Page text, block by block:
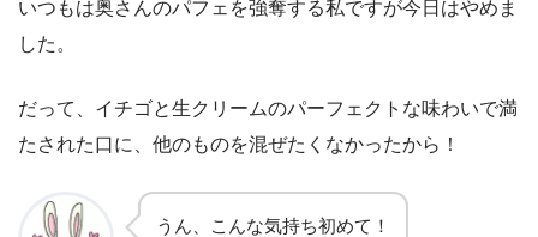
いつもは奥さんのパフェを強奪する私ですが今日はやめま
した。
だって、イチゴと生クリームのパーフェクトな味わいで満
たされた口に、他のものを混ぜたくなかったから！
うん、こんな気持ち初めて！